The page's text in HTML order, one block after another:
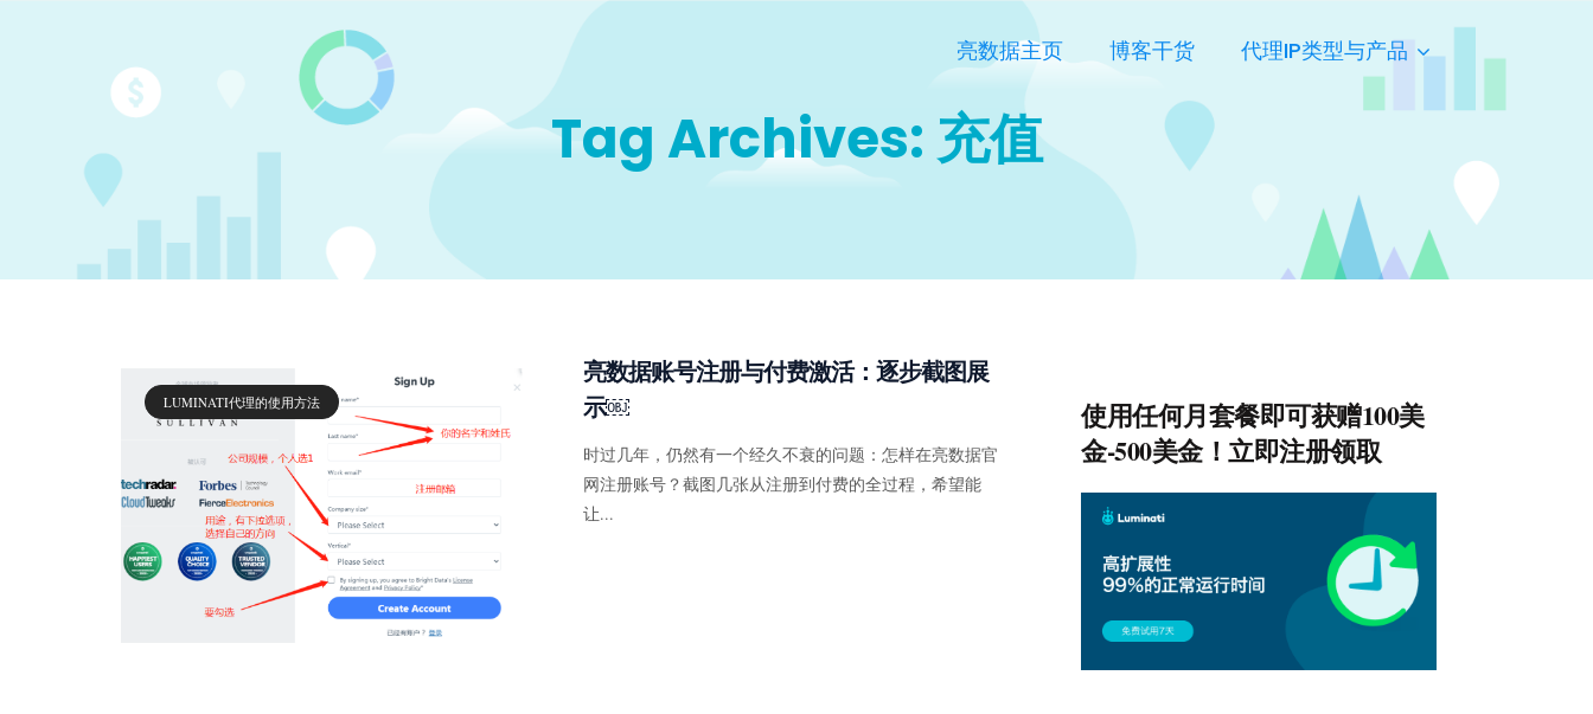
亮数据主页 博客干货 代理IP类型与产品
Tag Archives: 充值
LUMINATI代理的使用方法
亮数据账号注册与付费激活：逐步截图展
示￼
时过几年，仍然有一个经久不衰的问题：怎样在亮数据官
网注册账号？截图几张从注册到付费的全过程，希望能
让...
使用任何月套餐即可获赠100美
金-500美金！立即注册领取